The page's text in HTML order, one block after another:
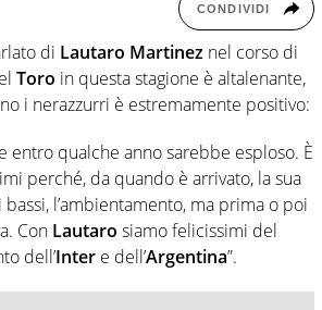
CONDIVIDI
di Lautaro Martinez nel corso di
Toro in questa stagione è altalenante,
i nerazzurri è estremamente positivo:
entro qualche anno sarebbe esploso. È
perché, da quando è arrivato, la sua
l’ambientamento, ma prima o poi
Con Lautaro siamo felicissimi del
dell’Inter e dell’Argentina”.